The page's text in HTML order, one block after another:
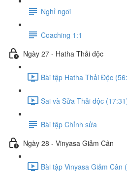
Nghỉ ngơi
Coaching 1:1
Ngày 27 - Hatha Thải độc
Bài tập Hatha Thải Độc
Sai và Sửa Thải độc
Bài tập Chỉnh sửa
Ngày 28 - Vinyasa Giảm Cân
Bài tập Vinyasa Giảm Cân